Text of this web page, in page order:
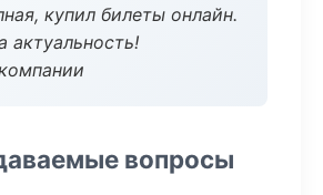
купил билеты онлайн.
актуальность!
вопросы